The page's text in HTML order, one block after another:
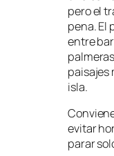
pero el
pena. El
entre
paisajes
isla.
evitar
parar